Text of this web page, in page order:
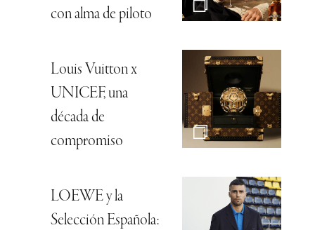
con alma de piloto
Louis Vuitton x
UNICEF, una
década de
compromiso
LOEWE y la
Selección Española: